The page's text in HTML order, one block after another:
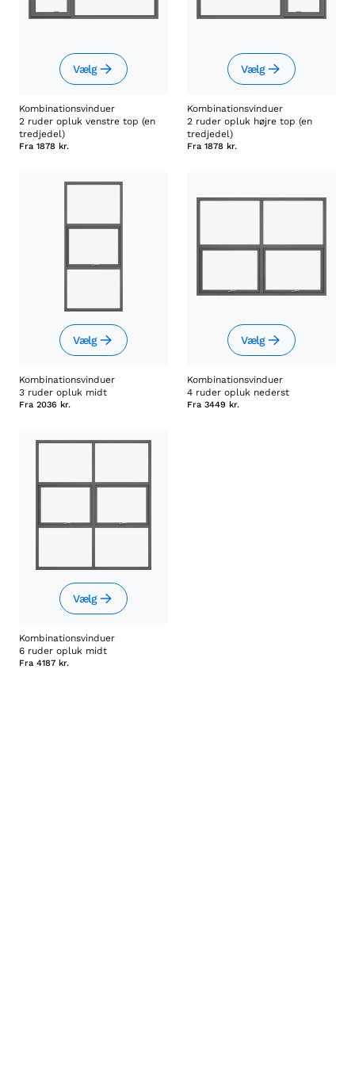
Vælg
Kombinationsvinduer
2 ruder opluk venstre top (en
tredjedel)
Fra 1878 kr.
Vælg
Kombinationsvinduer
2 ruder opluk højre top (en
tredjedel)
Fra 1878 kr.
Vælg
Kombinationsvinduer
3 ruder opluk midt
Fra 2036 kr.
Vælg
Kombinationsvinduer
4 ruder opluk nederst
Fra 3449 kr.
Vælg
Kombinationsvinduer
6 ruder opluk midt
Fra 4187 kr.